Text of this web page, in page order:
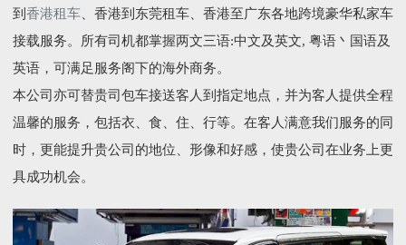
到 香港租车、香港到东莞租车、香港至广东各地跨境豪华私家车
接载服务。所有司机都掌握两文三语:中文及英文, 粤语丶国语及
英语，可满足服务阁下的海外商务。
本公司亦可替贵司包车接送客人到指定地点，并为客人提供全程
温馨的服务，包括衣、食、住、行等。在客人满意我们服务的同
时，更能提升贵公司的地位、形像和好感，使贵公司在业务上更
具成功机会。